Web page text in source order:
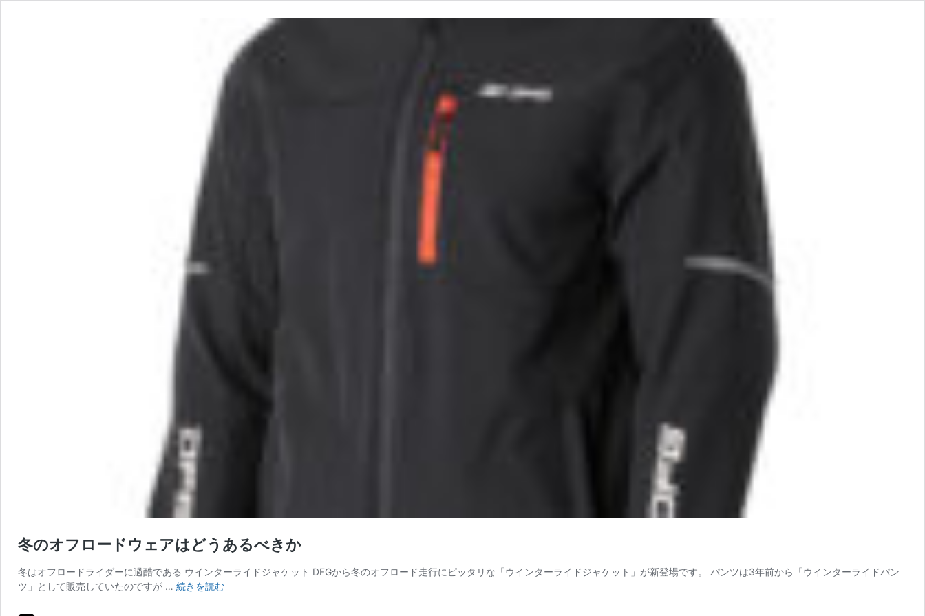
冬のオフロードウェアはどうあるべきか
冬はオフロードライダーに過酷である ウインターライドジャケット DFGから冬のオフロード走行にピッタリな「ウインターライドジャケット」が新登場です。 パンツは3年前から「ウインターライドパン
ツ」として販売していたのですが … 続きを読む冬